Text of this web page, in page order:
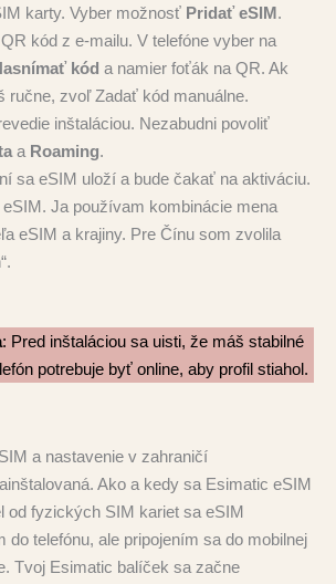
karty. Vyber možnosť Pridať eSIM.
kód z e‑mailu. V telefóne vyber na
kód a namier foťák na QR. Ak
ručne, zvoľ Zadať kód manuálne.
inštaláciou. Nezabudni povoliť
a Roaming.
sa eSIM uloží a bude čakať na aktiváciu.
Ja používam kombinácie mena
eSIM a krajiny. Pre Čínu som zvolila
: Pred inštaláciou sa uisti, že máš stabilné
potrebuje byť online, aby profil stiahol.
a nastavenie v zahraničí
Ako a kedy sa Esimatic eSIM
od fyzických SIM kariet sa eSIM
do telefónu, ale pripojením sa do mobilnej
Tvoj Esimatic balíček sa začne